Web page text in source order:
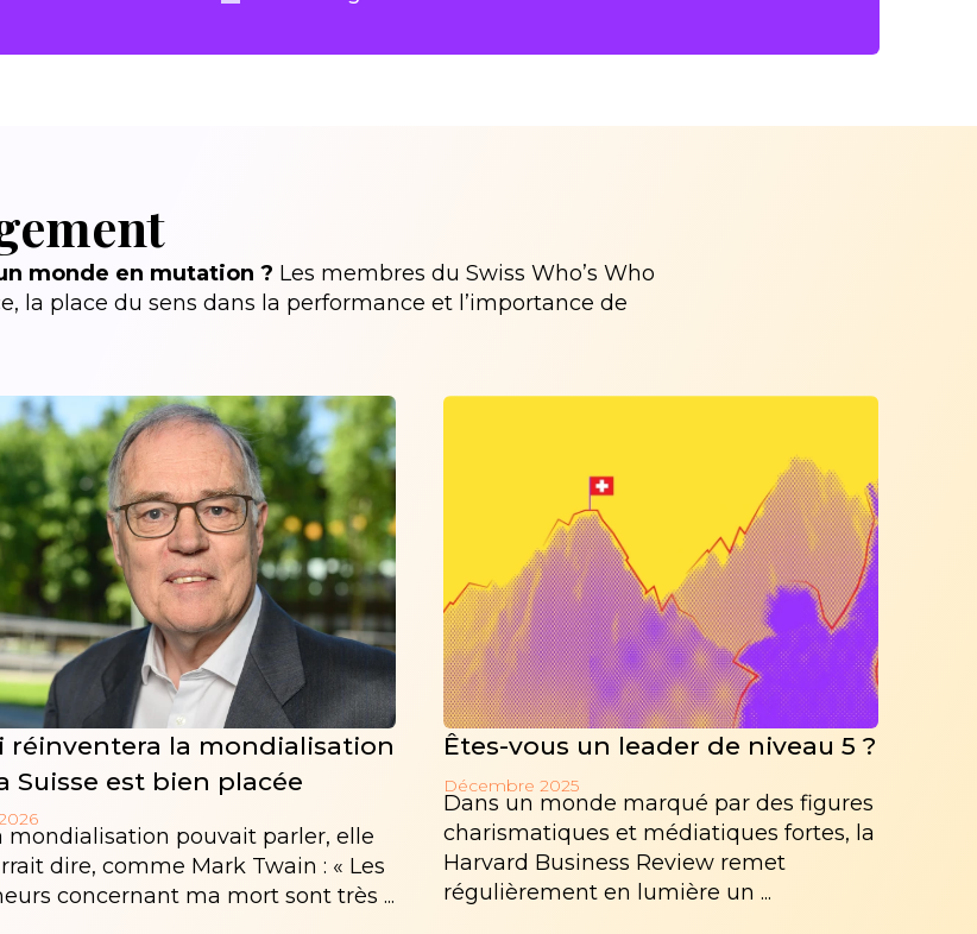
monde en mutation ? Les membres du Swiss Who’s Who
la place du sens dans la performance et l’importance de
réinventera la mondialisation
Suisse est bien placée
mondialisation pouvait parler, elle
dire, comme Mark Twain : « Les
concernant ma mort sont très ...
Êtes-vous un leader de niveau 5 ?
Décembre 2025
Dans un monde marqué par des figures
charismatiques et médiatiques fortes, la
Harvard Business Review remet
régulièrement en lumière un ...